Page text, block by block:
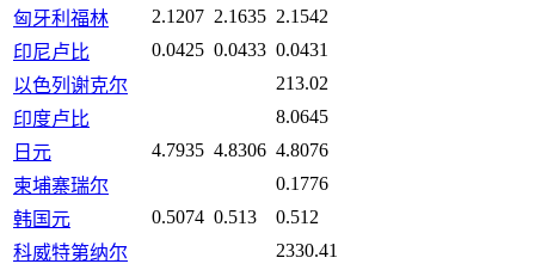
匈牙利福林
2.1207 2.1635 2.1542
印尼卢比
0.0425 0.0433 0.0431
以色列谢克尔
213.02
印度卢比
8.0645
日元
4.7935 4.8306 4.8076
柬埔寨瑞尔
0.1776
韩国元
0.5074 0.513
0.512
科威特第纳尔
2330.41